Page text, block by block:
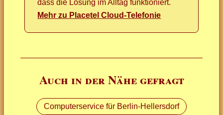
dass die Lösung im Alltag funktioniert.
Mehr zu Placetel Cloud-Telefonie
Auch in der Nähe gefragt
Computerservice für Berlin-Hellersdorf